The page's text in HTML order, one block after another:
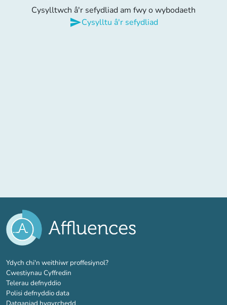
Cysylltwch â'r sefydliad am fwy o wybodaeth
sendCysylltu â'r sefydliad
Ydych chi'n weithiwr proffesiynol?(tab newydd)
Cwestiynau Cyffredin
Telerau defnyddio
Polisi defnyddio data